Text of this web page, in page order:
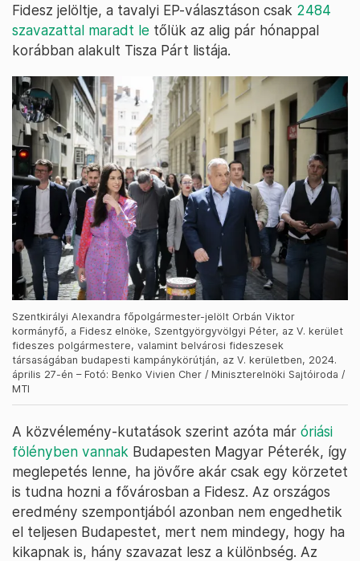
Fidesz jelöltje, a tavalyi EP-választáson csak 2484
szavazattal maradt le tőlük az alig pár hónappal
korábban alakult Tisza Párt listája.
Szentkirályi Alexandra főpolgármester-jelölt Orbán Viktor
kormányfő, a Fidesz elnöke, Szentgyörgyvölgyi Péter, az V. kerület
fideszes polgármestere, valamint belvárosi fideszesek
társaságában budapesti kampánykörútján, az V. kerületben, 2024.
április 27-én – Fotó: Benko Vivien Cher / Miniszterelnöki Sajtóiroda /
MTI
A közvélemény-kutatások szerint azóta már óriási
fölényben vannak Budapesten Magyar Péterék, így
meglepetés lenne, ha jövőre akár csak egy körzetet
is tudna hozni a fővárosban a Fidesz. Az országos
eredmény szempontjából azonban nem engedhetik
el teljesen Budapestet, mert nem mindegy, hogy ha
kikapnak is, hány szavazat lesz a különbség. Az